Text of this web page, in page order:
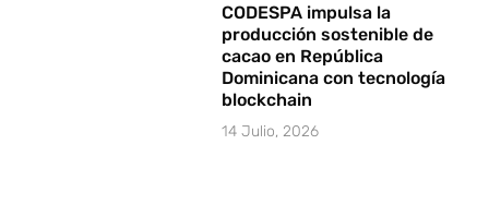
CODESPA impulsa la
producción sostenible de
cacao en República
Dominicana con tecnología
blockchain
14 Julio, 2026